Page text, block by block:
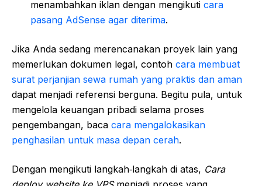
menambahkan iklan dengan mengikuti cara
pasang AdSense agar diterima.
Jika Anda sedang merencanakan proyek lain yang
memerlukan dokumen legal, contoh cara membuat
surat perjanjian sewa rumah yang praktis dan aman
dapat menjadi referensi berguna. Begitu pula, untuk
mengelola keuangan pribadi selama proses
pengembangan, baca cara mengalokasikan
penghasilan untuk masa depan cerah.
Dengan mengikuti langkah‑langkah di atas, Cara